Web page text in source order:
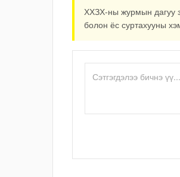
ХХЗХ-ны журмын дагуу
болон ёс суртахууны